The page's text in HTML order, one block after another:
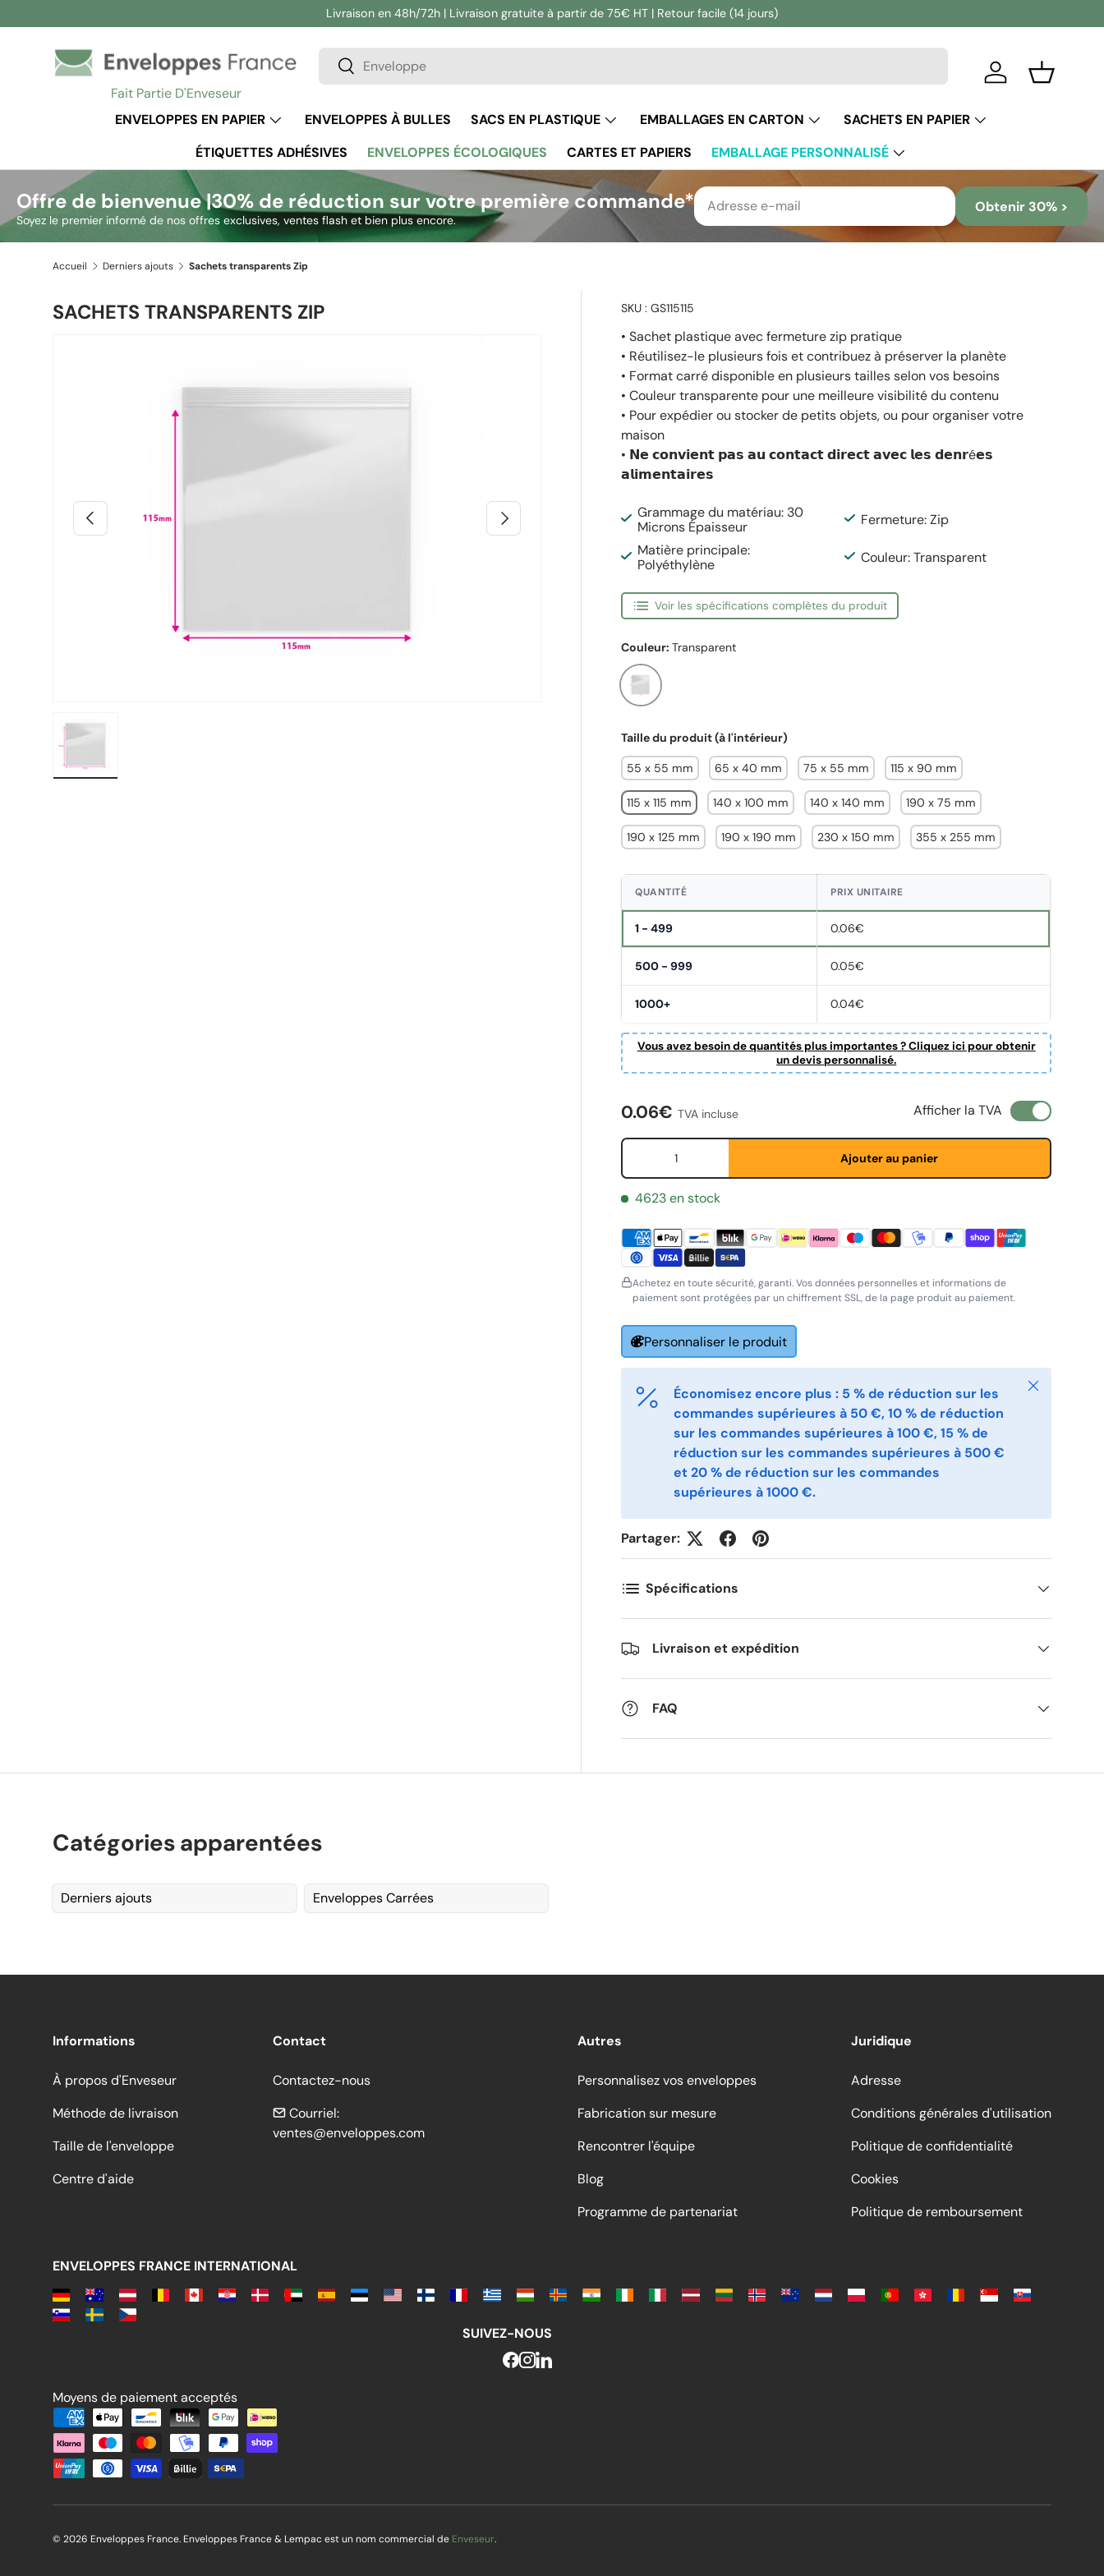
Aller au contenu
Livraison en 48h/72h | Livraison gratuite à partir de 75€ HT | Retour facile (14 jours)
Fait Partie D'Enveseur
Recherche
Rechercher
Se connecter
Panier
ENVELOPPES EN PAPIER ENVELOPPES À BULLES SACS EN PLASTIQUE EMBALLAGES EN CARTON
SACHETS EN PAPIER
ÉTIQUETTES ADHÉSIVES
ENVELOPPES ÉCOLOGIQUES CARTES ET PAPIERS EMBALLAGE PERSONNALISÉ
Offre de bienvenue |30% de réduction sur votre première commande*
Soyez le premier informé de nos offres exclusives, ventes flash et bien plus encore.
Obtenir 30% >
Accueil Derniers ajouts Sachets transparents Zip
SACHETS TRANSPARENTS ZIP
Précédent Suivant
SKU : GS115115
• Sachet plastique avec fermeture zip pratique
• Réutilisez-le plusieurs fois et contribuez à préserver la planète
• Format carré disponible en plusieurs tailles selon vos besoins
• Couleur transparente pour une meilleure visibilité du contenu
• Pour expédier ou stocker de petits objets, ou pour organiser votre
maison
• 𝗡𝗲 𝗰𝗼𝗻𝘃𝗶𝗲𝗻𝘁 𝗽𝗮𝘀 𝗮𝘂 𝗰𝗼𝗻𝘁𝗮𝗰𝘁 𝗱𝗶𝗿𝗲𝗰𝘁 𝗮𝘃𝗲𝗰 𝗹𝗲𝘀 𝗱𝗲𝗻𝗿é𝗲𝘀
𝗮𝗹𝗶𝗺𝗲𝗻𝘁𝗮𝗶𝗿𝗲𝘀
Grammage du matériau: 30
Microns Épaisseur
Fermeture: Zip
Matière principale:
Polyéthylène
Couleur: Transparent
Voir les spécifications complètes du produit
Couleur:Transparent
Transparent
Taille du produit (à l'intérieur)
55 x 55 mm 65 x 40 mm 75 x 55 mm 115 x 90 mm
115 x 115 mm 140 x 100 mm 140 x 140 mm 190 x 75 mm
190 x 125 mm 190 x 190 mm 230 x 150 mm 355 x 255 mm
QUANTITÉ PRIX UNITAIRE
1 - 499 0.06€
500 - 999 0.05€
1000+ 0.04€
Vous avez besoin de quantités plus importantes ? Cliquez ici pour obtenir
un devis personnalisé.
Prix habituel
0.06€ TVA incluse Afficher la TVA
Qté
Ajouter au panier
4623 en stock
Achetez en toute sécurité, garanti. Vos données personnelles et informations de
paiement sont protégées par un chiffrement SSL, de la page produit au paiement.
Personnaliser le produit
Économisez encore plus : 5 % de réduction sur les
commandes supérieures à 50 €, 10 % de réduction
sur les commandes supérieures à 100 €, 15 % de
réduction sur les commandes supérieures à 500 €
et 20 % de réduction sur les commandes
supérieures à 1000 €.
Fermer
Partager:
Spécifications
Livraison et expédition
FAQ
Catégories apparentées
Derniers ajouts Enveloppes Carrées
Informations
À propos d'Enveseur
Méthode de livraison
Taille de l'enveloppe
Centre d'aide
Contact
Contactez-nous
Courriel:
ventes@enveloppes.com
Autres
Personnalisez vos enveloppes
Fabrication sur mesure
Rencontrer l'équipe
Blog
Programme de partenariat
Juridique
Adresse
Conditions générales d'utilisation
Politique de confidentialité
Cookies
Politique de remboursement
ENVELOPPES FRANCE INTERNATIONAL
SUIVEZ-NOUS
Moyens de paiement acceptés
Moyens de paiement acceptés
© 2026 Enveloppes France. Enveloppes France & Lempac est un nom commercial de Enveseur.